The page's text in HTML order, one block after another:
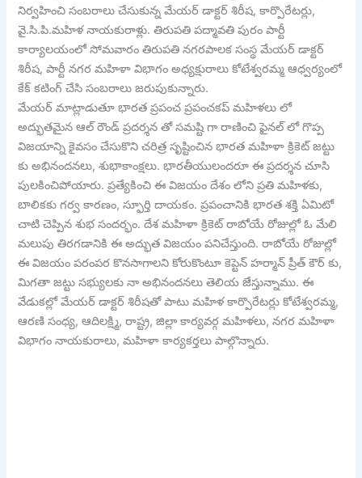
నిర్వహించి సంబరాలు చేసుకున్న మేయర్ డాక్టర్ శిరీష, కార్పొరేటర్లు,
వై.సి.పి.మహిళ నాయకురాళ్లు. తిరుపతి పద్మావతి పురం పార్టీ
కార్యాలయంలో సోమవారం తిరుపతి నగరపాలక సంస్థ మేయర్ డాక్టర్
శిరీష, పార్టీ నగర మహిళా విభాగం అధ్యక్షురాలు కోటేశ్వరమ్మ ఆధ్వర్యంలో
కేక్ కటింగ్ చేసి సంబరాలు జరుపుకున్నారు.
మేయర్ మాట్లాడుతూ భారత ప్రపంచ ప్రపంచకప్ మహిళలు లో
అద్భుతమైన ఆల్ రౌండ్ ప్రదర్శన తో సమష్టి గా రాణించి ఫైనల్ లో గొప్ప
విజయాన్ని కైవసం చేసుకొని చరిత్ర సృష్టించిన భారత మహిళా క్రికెట్ జట్టు
కు అభినందనలు, శుభాకాంక్షలు. భారతీయులందరూ ఈ ప్రదర్శన చూసి
పులకించిపోయారు. ప్రత్యేకించి ఈ విజయం దేశం లోని ప్రతి మహిళకు,
బాలికకు గర్వ కారణం, స్ఫూర్తి దాయకం. ప్రపంచానికి భారత శక్తి ఏమిటో
చాటి చెప్పిన శుభ సందర్భం. దేశ మహిళా క్రికెట్ రాబోయే రోజుల్లో ఓ మేలి
మలుపు తిరగడానికి ఈ అద్భుత విజయం పనిచేస్తుంది. రాబోయే రోజుల్లో
ఈ విజయం పరంపర కొనసాగాలని కోరుకొంటూ కెప్టెన్ హర్మాన్ ప్రీత్ కౌర్ కు,
మిగతా జట్టు సభ్యులకు నా అభినందనలు తెలియ జేస్తున్నాము. ఈ
వేడుకల్లో మేయర్ డాక్టర్ శిరీషతో పాటు మహిళ కార్పొరేటర్లు కోటేశ్వరమ్మ,
ఆరణి సంధ్య, ఆదిలక్ష్మి, రాష్ట్ర, జిల్లా కార్యవర్గ మహిళలు, నగర మహిళా
విభాగం నాయకురాలు, మహిళా కార్యకర్తలు పాల్గొన్నారు.